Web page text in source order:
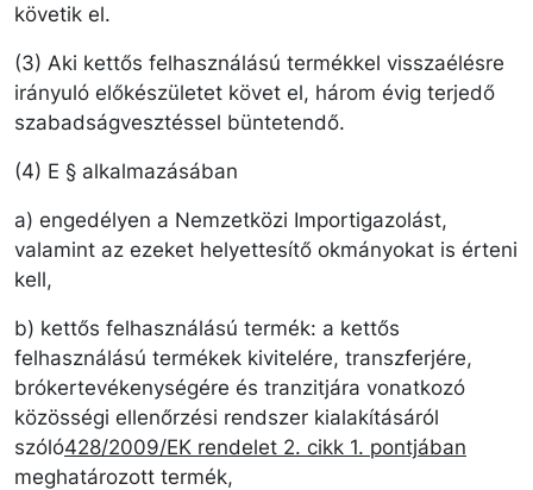
követik el.
(3) Aki kettős felhasználású termékkel visszaélésre
irányuló előkészületet követ el, három évig terjedő
szabadságvesztéssel büntetendő.
(4) E § alkalmazásában
a) engedélyen a Nemzetközi Importigazolást,
valamint az ezeket helyettesítő okmányokat is érteni
kell,
b) kettős felhasználású termék: a kettős
felhasználású termékek kivitelére, transzferjére,
brókertevékenységére és tranzitjára vonatkozó
közösségi ellenőrzési rendszer kialakításáról
szóló428/2009/EK rendelet 2. cikk 1. pontjában
meghatározott termék,